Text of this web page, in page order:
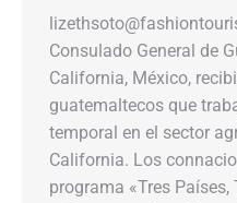
Consulado General de
California, México,
guatemaltecos que
temporal en el sector
California. Los
programa «Tres Países,